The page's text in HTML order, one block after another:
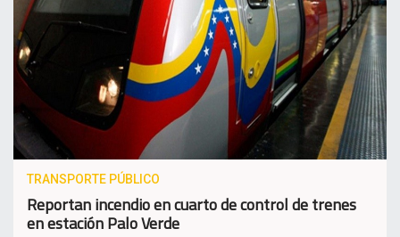
TRANSPORTE PÚBLICO
Reportan incendio en cuarto de control de trenes
en estación Palo Verde